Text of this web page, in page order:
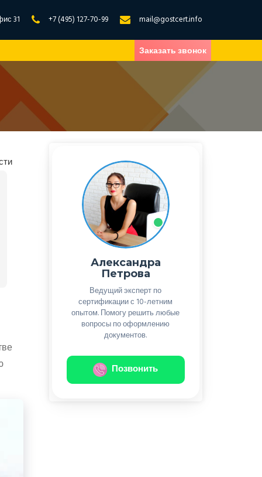
31 +7 (495) 127-70-99 mail@gostcert.info
Заказать звонок
Александра
Петрова
Ведущий эксперт по
сертификации с 10-летним
опытом. Помогу решить любые
вопросы по оформлению
документов.
Позвонить